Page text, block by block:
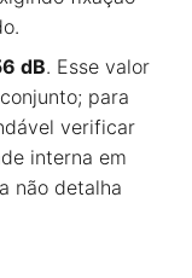
dB. Esse valor
para
verificar
interna em
não detalha